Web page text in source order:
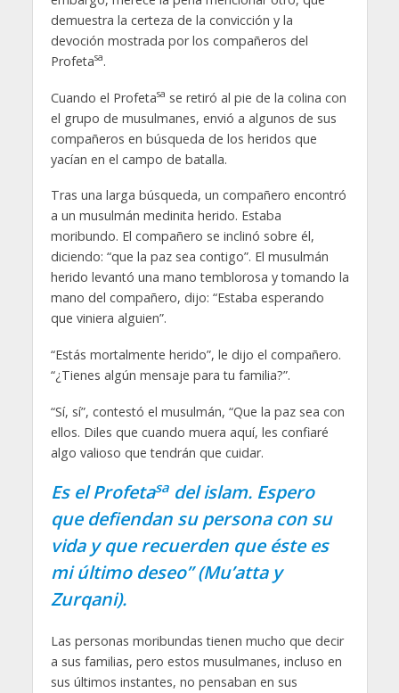
demuestra la certeza de la convicción y la
devoción mostrada por los compañeros del
Profetasa.
Cuando el Profetasa se retiró al pie de la colina con
el grupo de musulmanes, envió a algunos de sus
compañeros en búsqueda de los heridos que
yacían en el campo de batalla.
Tras una larga búsqueda, un compañero encontró
a un musulmán medinita herido. Estaba
moribundo. El compañero se inclinó sobre él,
diciendo: “que la paz sea contigo”. El musulmán
herido levantó una mano temblorosa y tomando la
mano del compañero, dijo: “Estaba esperando
que viniera alguien”.
“Estás mortalmente herido”, le dijo el compañero.
“¿Tienes algún mensaje para tu familia?”.
“Sí, sí”, contestó el musulmán, “Que la paz sea con
ellos. Diles que cuando muera aquí, les confiaré
algo valioso que tendrán que cuidar.
Es el Profetasadel islam. Espero
que defiendan su persona con su
vida y que recuerden que éste es
mi último deseo” (Mu’atta y
Zurqani).
Las personas moribundas tienen mucho que decir
a sus familias, pero estos musulmanes, incluso en
sus últimos instantes, no pensaban en sus